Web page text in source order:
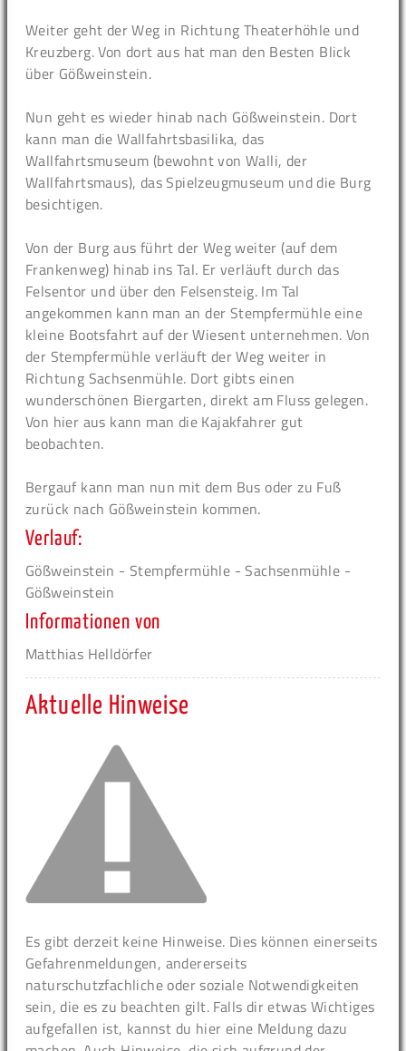
Weiter geht der Weg in Richtung Theaterhöhle und
Kreuzberg. Von dort aus hat man den Besten Blick
über Gößweinstein.
Nun geht es wieder hinab nach Gößweinstein. Dort
kann man die Wallfahrtsbasilika, das
Wallfahrtsmuseum (bewohnt von Walli, der
Wallfahrtsmaus), das Spielzeugmuseum und die Burg
besichtigen.
Von der Burg aus führt der Weg weiter (auf dem
Frankenweg) hinab ins Tal. Er verläuft durch das
Felsentor und über den Felsensteig. Im Tal
angekommen kann man an der Stempfermühle eine
kleine Bootsfahrt auf der Wiesent unternehmen. Von
der Stempfermühle verläuft der Weg weiter in
Richtung Sachsenmühle. Dort gibts einen
wunderschönen Biergarten, direkt am Fluss gelegen.
Von hier aus kann man die Kajakfahrer gut
beobachten.
Bergauf kann man nun mit dem Bus oder zu Fuß
zurück nach Gößweinstein kommen.
Verlauf:
Gößweinstein - Stempfermühle - Sachsenmühle -
Gößweinstein
Informationen von
Matthias Helldörfer
Aktuelle Hinweise
Es gibt derzeit keine Hinweise. Dies können einerseits
Gefahrenmeldungen, andererseits
naturschutzfachliche oder soziale Notwendigkeiten
sein, die es zu beachten gilt. Falls dir etwas Wichtiges
aufgefallen ist, kannst du hier eine Meldung dazu